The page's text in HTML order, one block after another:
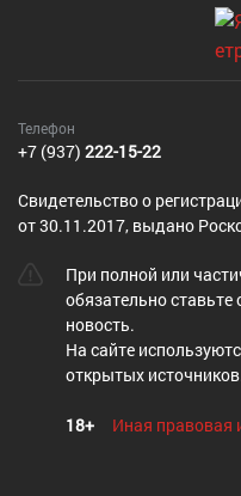
Телефон
+7 (937) 222-15-22
Cвидетельство о
от 30.11.2017, выдано
При полной или
обязательно
новость.
На сайте
открытых
18+ Иная правовая